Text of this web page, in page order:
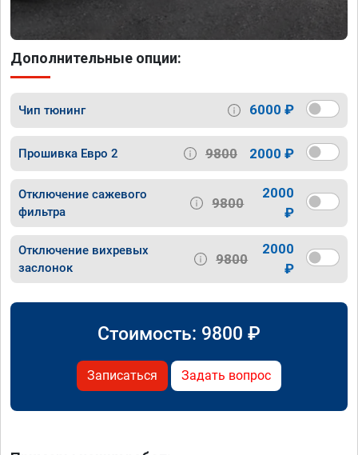
Дополнительные опции:
Чип тюнинг 6000 ₽
Прошивка Евро 2 9800 2000 ₽
Отключение сажевого
фильтра
9800
2000
₽
Отключение вихревых
заслонок
9800
2000
₽
Стоимость: 9800 ₽
Записаться Задать вопрос